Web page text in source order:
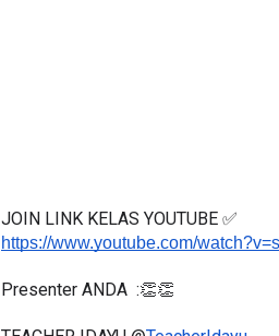
JOIN LINK KELAS YOUTUBE ✅
https://www.youtube.com/
Presenter ANDA  :👏👏